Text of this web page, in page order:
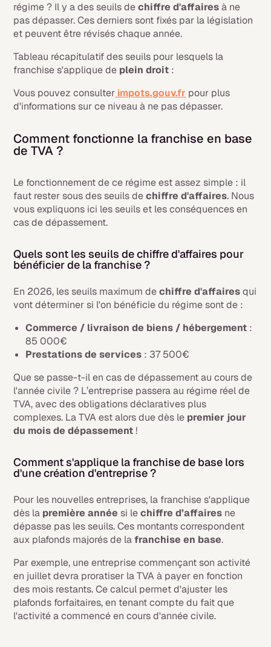
régime ? Il y a des seuils dechiffre d'affairesà ne
pas dépasser. Ces derniers sont fixés par la législation
et peuvent être révisés chaque année.
Tableau récapitulatif des seuils pour lesquels la
franchise s'applique de plein droit :
Vous pouvez consulter impots.gouv.fr pour plus
d'informations sur ce niveau à ne pas dépasser.
Comment fonctionne la franchise en base
de TVA ?
Le fonctionnement de ce régime est assez simple : il
faut rester sous des seuils dechiffre d'affaires. Nous
vous expliquons ici les seuils et les conséquences en
cas de dépassement.
Quels sont les seuils de chiffre d'affaires pour
bénéficier de la franchise ?
En 2026, les seuils maximum dechiffre d'affairesqui
vont déterminer si l'on bénéficie du régime sont de :
Commerce / livraison de biens / hébergement :
85 000€
Prestations de services : 37 500€
Que se passe-t-il en cas de dépassement au cours de
l'année civile ? L’entreprise passera au régime réel de
TVA, avec des obligations déclaratives plus
complexes. La TVA est alors due dès le premier jour
du mois de dépassement!
Comment s'applique la franchise de base lors
d'une création d'entreprise ?
Pour les nouvelles entreprises, la franchise s'applique
dès la première année si lechiffre d’affaires ne
dépasse pas les seuils. Ces montants correspondent
aux plafonds majorés de lafranchise en base.
Par exemple, une entreprise commençant son activité
en juillet devra proratiser la TVA à payer en fonction
des mois restants. Ce calcul permet d'ajuster les
plafonds forfaitaires, en tenant compte du fait que
l'activité a commencé en cours d'année civile.